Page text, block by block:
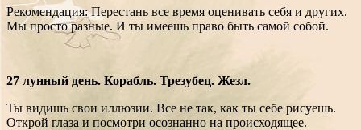
Рекомендация: Перестань все время оценивать себя и других.
Мы просто разные. И ты имеешь право быть самой собой.
27 лунный день. Корабль. Трезубец. Жезл.
Ты видишь свои иллюзии. Все не так, как ты себе рисуешь.
Открой глаза и посмотри осознанно на происходящее.